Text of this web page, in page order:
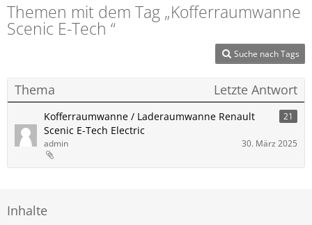
Themen mit dem Tag „Kofferraumwanne
Scenic E-Tech “
Suche nach Tags
Thema Letzte Antwort
Kofferraumwanne / Laderaumwanne Renault
Scenic E-Tech Electric
21
admin 30. März 2025
Inhalte